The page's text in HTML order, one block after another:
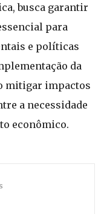
busca garantir
para
e políticas
da
mitigar impactos
a necessidade
econômico.